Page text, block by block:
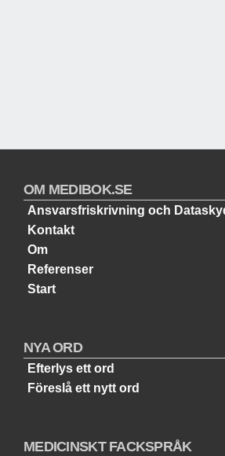
OM MEDIBOK.SE
Ansvarsfriskrivning och
Kontakt
Om
Referenser
Start
NYA ORD
Efterlys ett ord
Föreslå ett nytt ord
MEDICINSKT FACKSPRÅK